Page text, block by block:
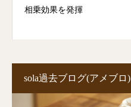
相乗効果を発揮
sola過去ブログ(アメブロ)